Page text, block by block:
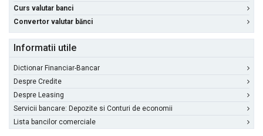
Curs valutar banci
Convertor valutar bănci
Informatii utile
Dictionar Financiar-Bancar
Despre Credite
Despre Leasing
Servicii bancare: Depozite si Conturi de economii
Lista bancilor comerciale